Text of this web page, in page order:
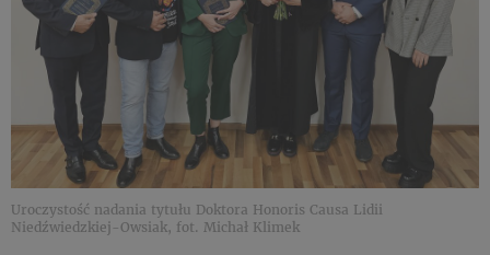
Uroczystość nadania tytułu Doktora Honoris Causa Lidii
Niedźwiedzkiej-Owsiak, fot. Michał Klimek